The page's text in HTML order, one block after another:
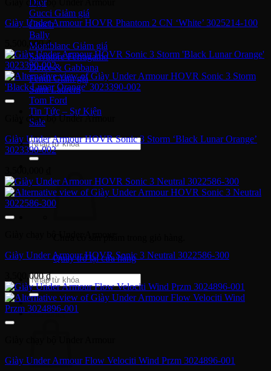
Dior
Gucci
Coach
Bally
Montblanc
Salvatore Ferragamo
Dolce & Gabbana
Fendi
Saint Laurent
Tom Ford
Tin Tức – Sự Kiện
Sale
Tìm
kiếm:
Quay trở lại cửa hàng
Tìm
kiếm:
Giỏ hàng
Giày chạy bộ Under Armour
Giày Under Armour HOVR Phantom 2 CN ‘White’ 3025214-100
5,500,000₫
Giày chạy bộ Under Armour
Giày Under Armour HOVR Sonic 3 Storm ‘Black Lunar Orange’
3023390-002
Giày Under Armour HOVR Sonic 3 Neutral 3022586-300
3,500,000₫
Giày Under Armour Flow Velociti Wind Przm 3024896-001